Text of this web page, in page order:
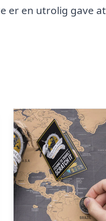
er en utrolig gave at